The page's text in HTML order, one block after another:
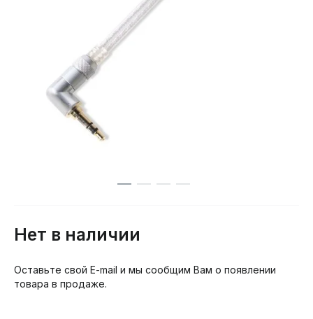
Нет в наличии
Оставьте свой E-mail и мы сообщим Вам о появлении
товара в продаже.